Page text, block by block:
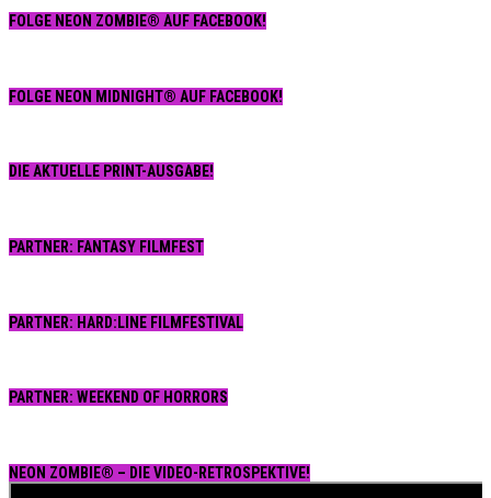
FOLGE NEON ZOMBIE® AUF FACEBOOK!
FOLGE NEON MIDNIGHT® AUF FACEBOOK!
DIE AKTUELLE PRINT-AUSGABE!
PARTNER: FANTASY FILMFEST
PARTNER: HARD:LINE FILMFESTIVAL
PARTNER: WEEKEND OF HORRORS
NEON ZOMBIE® – DIE VIDEO-RETROSPEKTIVE!